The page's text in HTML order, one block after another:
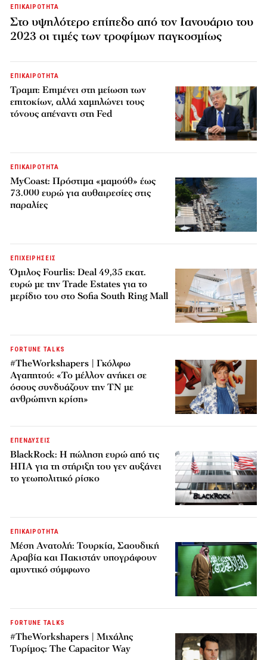
ΕΠΙΚΑΙΡΟΤΗΤΑ
Στο υψηλότερο επίπεδο από τον Ιανουάριο του
2023 οι τιμές των τροφίμων παγκοσμίως
ΕΠΙΚΑΙΡΟΤΗΤΑ
Τραμπ: Επιμένει στη μείωση των
επιτοκίων, αλλά χαμηλώνει τους
τόνους απέναντι στη Fed
ΕΠΙΚΑΙΡΟΤΗΤΑ
MyCoast: Πρόστιμα «μαμούθ» έως
73.000 ευρώ για αυθαιρεσίες στις
παραλίες
ΕΠΙΧΕΙΡΗΣΕΙΣ
Όμιλος Fourlis: Deal 49,35 εκατ.
ευρώ με την Trade Estates για το
μερίδιο του στο Sofia South Ring Mall
FORTUNE TALKS
#TheWorkshapers | Γκόλφω
Αγαπητού: «Το μέλλον ανήκει σε
όσους συνδυάζουν την ΤΝ με
ανθρώπινη κρίση»
ΕΠΕΝΔΥΣΕΙΣ
BlackRock: Η πώληση ευρώ από τις
ΗΠΑ για τη στήριξη του γεν αυξάνει
το γεωπολιτικό ρίσκο
ΕΠΙΚΑΙΡΟΤΗΤΑ
Μέση Ανατολή: Τουρκία, Σαουδική
Αραβία και Πακιστάν υπογράφουν
αμυντικό σύμφωνο
FORTUNE TALKS
#TheWorkshapers | Μιχάλης
Τυρίμος: The Capacitor Way